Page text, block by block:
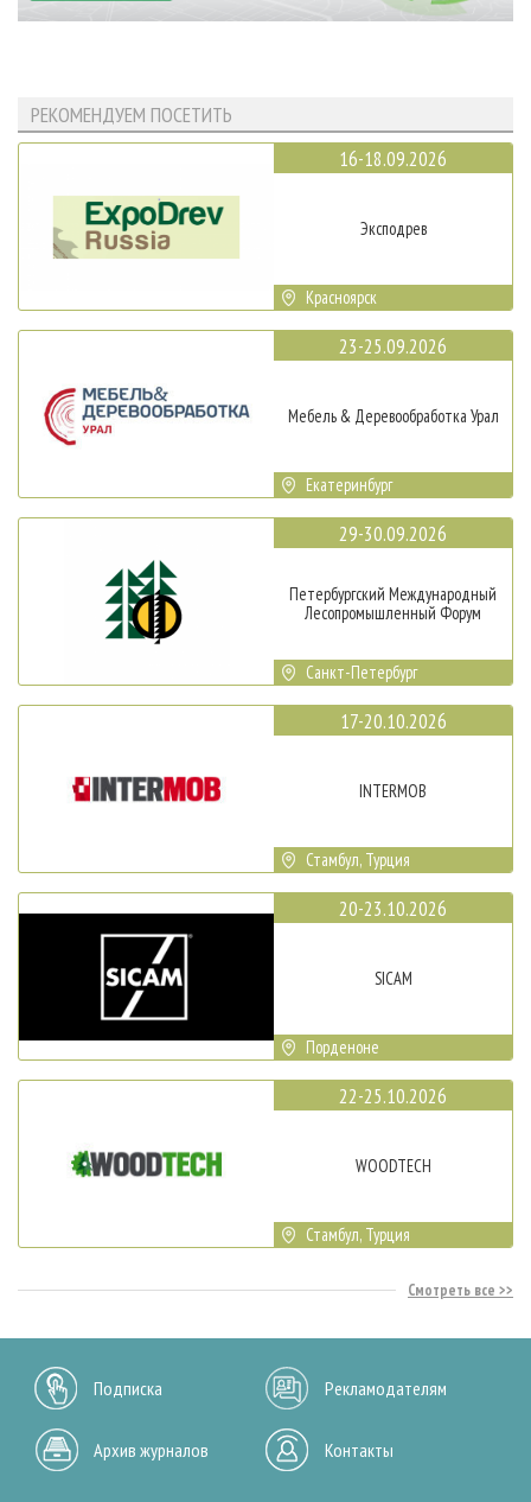
РЕКОМЕНДУЕМ ПОСЕТИТЬ
16-18.09.2026
Эксподрев
Красноярск
23-25.09.2026
Мебель & Деревообработка Урал
Екатеринбург
29-30.09.2026
Петербургский Международный
Лесопромышленный Форум
Санкт-Петербург
17-20.10.2026
INTERMOB
Стамбул, Турция
20-23.10.2026
SICAM
Порденоне
22-25.10.2026
WOODTECH
Стамбул, Турция
Смотреть все
Подписка Рекламодателям
Архив журналов Контакты